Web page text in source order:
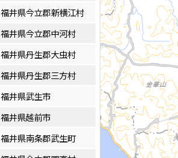
福井県今立郡新横江村
福井県今立郡中河村
福井県丹生郡大虫村
福井県丹生郡三方村
福井県武生市
福井県越前市
福井県南条郡武生町